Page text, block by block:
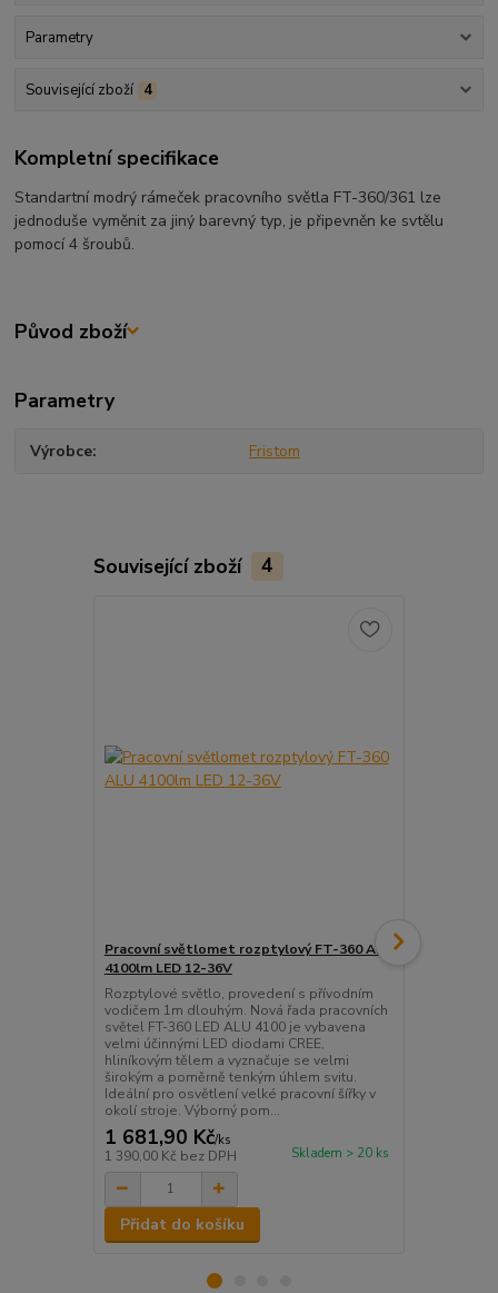
Parametry
Související zboží 4
Kompletní specifikace
Standartní modrý rámeček pracovního světla FT-360/361 lze
jednoduše vyměnit za jiný barevný typ, je připevněn ke svtělu
pomocí 4 šroubů.
Původ zboží
Parametry
Výrobce Fristom
Související zboží 4
Pracovní světlomet rozptylový FT-360 ALU
4100lm LED 12-36V
Rozptylové světlo, provedení s přívodním
vodičem 1m dlouhým. Nová řada pracovních
světel FT-360 LED ALU 4100 je vybavena
velmi účinnými LED diodami CREE,
hliníkovým tělem a vyznačuje se velmi
širokým a poměrně tenkým úhlem svitu.
Ideální pro osvětlení velké pracovní šířky v
okolí stroje. Výborný pom...
1 681,90 Kč/ks
1 390,00 Kč bez DPH Skladem > 20 ks
Přidat do košíku